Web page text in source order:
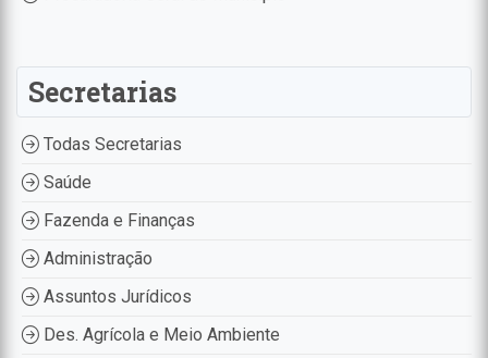
Secretarias
Todas Secretarias
Saúde
Fazenda e Finanças
Administração
Assuntos Jurídicos
Des. Agrícola e Meio Ambiente